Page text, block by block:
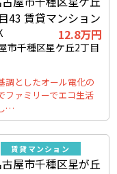
12.8万円
市千種区星ケ丘2丁目
調としたオール電化の
ファミリーでエコ生活
…
賃貸マンション